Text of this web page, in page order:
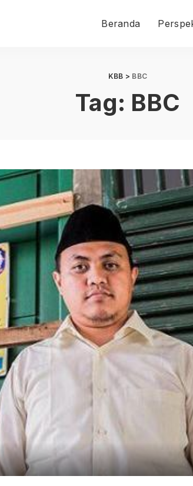
Beranda
KBB > BBC
Tag: BBC